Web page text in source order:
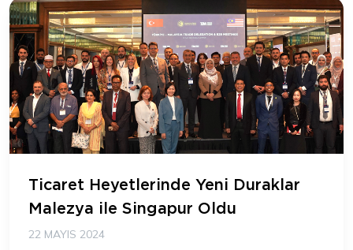
Ticaret Heyetlerinde Yeni Duraklar
Malezya ile Singapur Oldu
22 MAYIS 2024